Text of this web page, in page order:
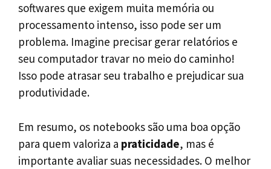
softwares que exigem muita memória ou
processamento intenso, isso pode ser um
problema. Imagine precisar gerar relatórios e
seu computador travar no meio do caminho!
Isso pode atrasar seu trabalho e prejudicar sua
produtividade.
Em resumo, os notebooks são uma boa opção
para quem valoriza a praticidade, mas é
importante avaliar suas necessidades. O melhor